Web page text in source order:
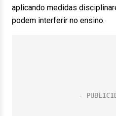
aplicando medidas
podem interferir no ensino.